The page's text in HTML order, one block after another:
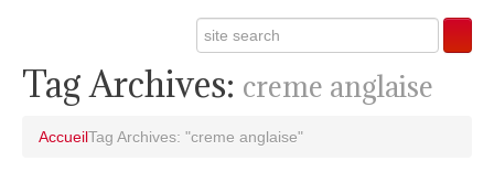
Tag Archives: creme anglaise
AccueilTag Archives: "creme anglaise"